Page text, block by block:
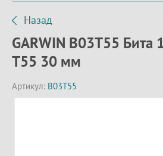
Назад
GARWIN B03T55
T55 30 мм
Артикул: B03T55